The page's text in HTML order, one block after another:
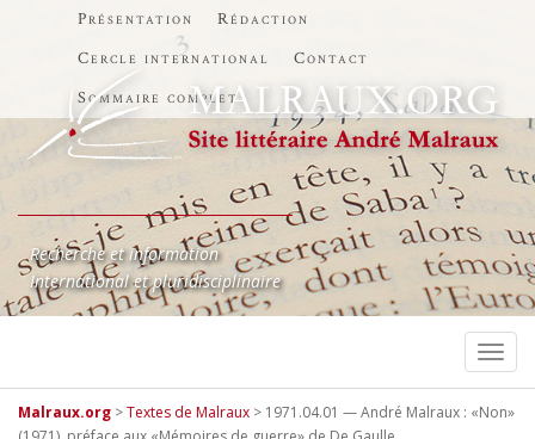
Présentation
Rédaction
Cercle international
Contact
Sommaire complet
Recherche et information
International et pluridisciplinaire
Malraux.org >Textes de Malraux > 1971.04.01 — André Malraux : «Non»